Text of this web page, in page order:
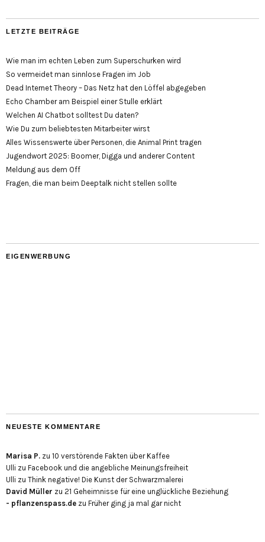
LETZTE BEITRÄGE
Wie man im echten Leben zum Superschurken wird
So vermeidet man sinnlose Fragen im Job
Dead Internet Theory – Das Netz hat den Löffel abgegeben
Echo Chamber am Beispiel einer Stulle erklärt
Welchen AI Chatbot solltest Du daten?
Wie Du zum beliebtesten Mitarbeiter wirst
Alles Wissenswerte über Personen, die Animal Print tragen
Jugendwort 2025: Boomer, Digga und anderer Content
Meldung aus dem Off
Fragen, die man beim Deeptalk nicht stellen sollte
EIGENWERBUNG
NEUESTE KOMMENTARE
Marisa P. zu 10 verstörende Fakten über Kaffee
Ulli zu Facebook und die angebliche Meinungsfreiheit
Ulli zu Think negative! Die Kunst der Schwarzmalerei
David Müller zu 21 Geheimnisse für eine unglückliche Beziehung
- pflanzenspass.de zu Früher ging ja mal gar nicht